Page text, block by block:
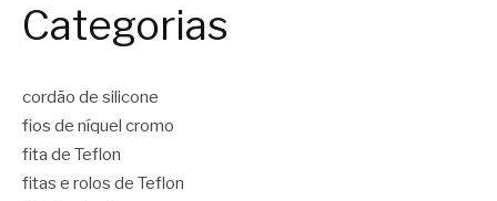
Categorias
cordão de silicone
fios de níquel cromo
fita de Teflon
fitas e rolos de Teflon